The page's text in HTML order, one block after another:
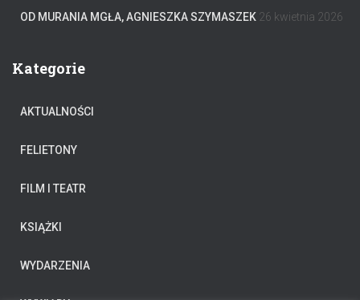
OD MURANIA MGŁA, AGNIESZKA SZYMASZEK 26 kwietnia 2026
Kategorie
AKTUALNOŚCI
FELIETONY
FILM I TEATR
KSIĄŻKI
WYDARZENIA